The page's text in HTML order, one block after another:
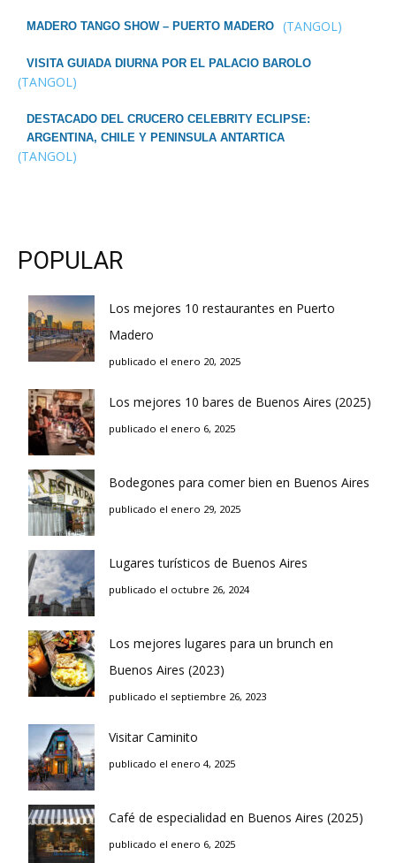
MADERO TANGO SHOW – PUERTO MADERO (TANGOL)
VISITA GUIADA DIURNA POR EL PALACIO BAROLO
(TANGOL)
DESTACADO DEL CRUCERO CELEBRITY ECLIPSE:
ARGENTINA, CHILE Y PENINSULA ANTARTICA
(TANGOL)
POPULAR
Los mejores 10 restaurantes en Puerto
Madero
publicado el enero 20, 2025
Los mejores 10 bares de Buenos Aires (2025)
publicado el enero 6, 2025
Bodegones para comer bien en Buenos Aires
publicado el enero 29, 2025
Lugares turísticos de Buenos Aires
publicado el octubre 26, 2024
Los mejores lugares para un brunch en
Buenos Aires (2023)
publicado el septiembre 26, 2023
Visitar Caminito
publicado el enero 4, 2025
Café de especialidad en Buenos Aires (2025)
publicado el enero 6, 2025